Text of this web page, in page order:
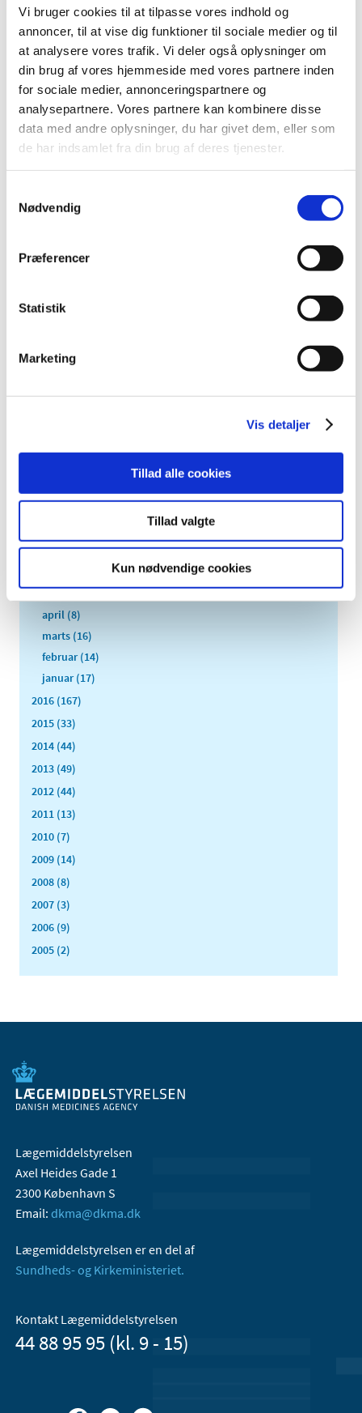
Vi bruger cookies til at tilpasse vores indhold og
annoncer, til at vise dig funktioner til sociale medier og til
at analysere vores trafik. Vi deler også oplysninger om
din brug af vores hjemmeside med vores partnere inden
for sociale medier, annonceringspartnere og
analysepartnere. Vores partnere kan kombinere disse
data med andre oplysninger, du har givet dem, eller som
de har indsamlet fra din brug af deres tjenester.
Nødvendig
Præferencer
Statistik
Marketing
Vis detaljer
Tillad alle cookies
Tillad valgte
Kun nødvendige cookies
Forsyningsvanskeligheder på Antabus 400 mg
brusetabletter
|2. maj 2017
Virksomheden Actavis A/S har meddelt
Lægemiddelstyrelsen, at der er problemer med at …
Alle (2506)
2024 (224)
2022 (197)
2020 (263)
juli (9)
maj (9)
april (8)
marts (16)
februar (14)
januar (17)
2016 (167)
2015 (33)
2014 (44)
2013 (49)
2012 (44)
2011 (13)
2010 (7)
2009 (14)
2008 (8)
2007 (3)
2006 (9)
2005 (2)
Lægemiddelstyrelsen
Axel Heides Gade 1
2300 København S
Email: dkma@dkma.dk
Lægemiddelstyrelsen er en del af
Sundheds- og Kirkeministeriet.
Kontakt Lægemiddelstyrelsen
44 88 95 95 (kl. 9 - 15)